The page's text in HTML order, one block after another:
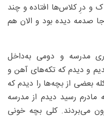
و درِ کلاس‌ها افتاده و چند
صدمه دیده بود و الان هم
مدرسه و دومی به‌داخل
و دیدم که تکه‌های آهن و
بعضی از بچه‌ها را دیدم که
رسید دیدم از مدرسه
می‌بردند. کلی بچه خونی